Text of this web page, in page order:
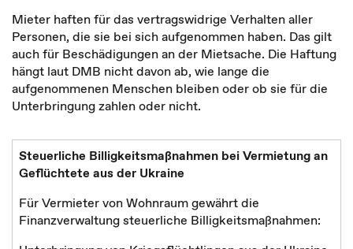
Mieter haften für das vertragswidrige Verhalten aller
Personen, die sie bei sich aufgenommen haben. Das gilt
auch für Beschädigungen an der Mietsache. Die Haftung
hängt laut DMB nicht davon ab, wie lange die
aufgenommenen Menschen bleiben oder ob sie für die
Unterbringung zahlen oder nicht.
Steuerliche Billigkeitsmaßnahmen bei Vermietung an
Geflüchtete aus der Ukraine
Für Vermieter von Wohnraum gewährt die
Finanzverwaltung steuerliche Billigkeitsmaßnahmen: